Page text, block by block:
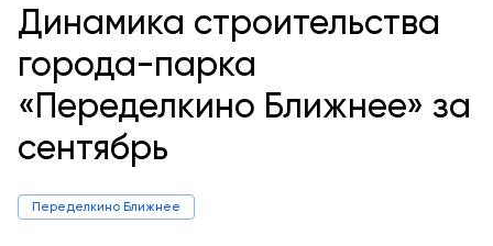
Динамика строительства
города-парка
«Переделкино Ближнее» за
сентябрь
Переделкино Ближнее